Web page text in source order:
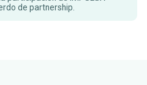
de partnership.